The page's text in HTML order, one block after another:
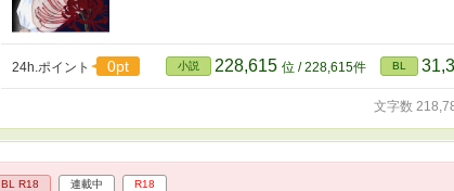
24h.ポイント 0pt 小説 228,615 位 / 228,615件 BL
文字数
BL R18 連載中 R18